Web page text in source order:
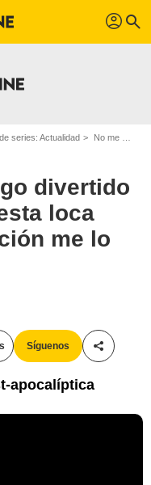
profil search
series: Actualidad No me esperaba algo divertido de un Nolan, pero esta loca obra de ciencia ficción me lo ha dado
divertido
loca
me lo
Síguenos
apocalíptica